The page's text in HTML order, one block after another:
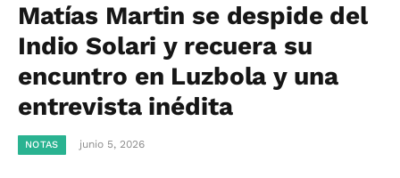
Matías Martin se despide del
Indio Solari y recuera su
encuntro en Luzbola y una
entrevista inédita
NOTAS junio 5, 2026